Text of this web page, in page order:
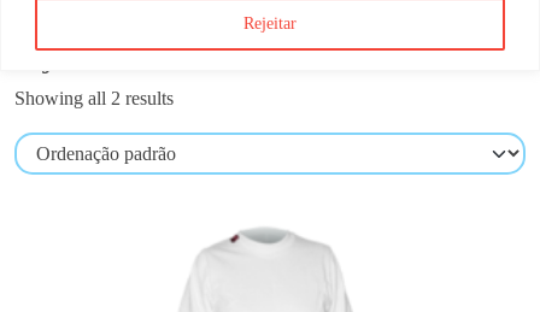
Rejeitar
Pijama
Showing all 2 results